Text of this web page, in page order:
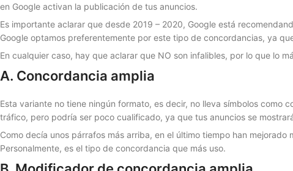
en Google activan la publicación de tus anuncios.
Es importante aclarar que desde 2019 – 2020, Google está
Google optamos preferentemente por este tipo de concordancias, ya
En cualquier caso, hay que aclarar que NO son infalibles, por lo que lo
A. Concordancia amplia
Esta variante no tiene ningún formato, es decir, no lleva símbolos como
tráfico, pero podría ser poco cualificado, ya que tus anuncios se
Como decía unos párrafos más arriba, en el último tiempo han
Personalmente, es el tipo de concordancia que más uso.